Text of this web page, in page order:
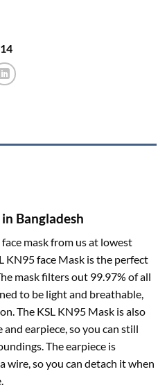
Bangladesh
mask from us at lowest
KN95 face Mask is the perfect
mask filters out 99.97% of all
to be light and breathable,
The KSL KN95 Mask is also
earpiece, so you can still
The earpiece is
wire, so you can detach it when